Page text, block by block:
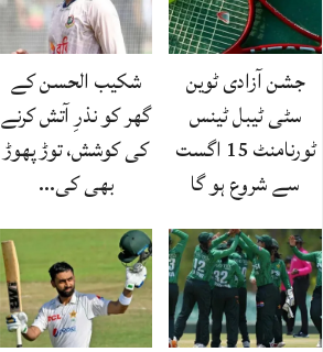
جشن آزادی ٹوین
سٹی ٹیبل ٹینس
ٹورنامنٹ 15 اگست
سے شروع ہو گا
شکیب الحسن کے
گھر کو نذرِ آتش کرنے
کی کوشش، توڑ پھوڑ
بھی کی…